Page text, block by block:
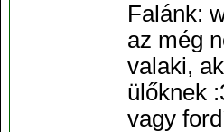
Falánk:
az még
valaki,
ülőknek
vagy